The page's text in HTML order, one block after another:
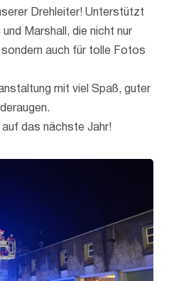
Drehleiter! Unterstützt
Marshall, die nicht nur
auch für tolle Fotos
mit viel Spaß, guter
das nächste Jahr!